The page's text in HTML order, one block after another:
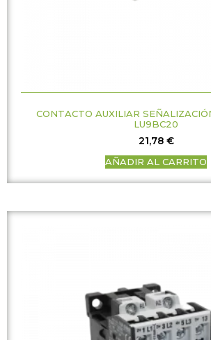
CONTACTO AUXILIAR
LU9BC20
21,78 €
AÑADIR AL CARRITO